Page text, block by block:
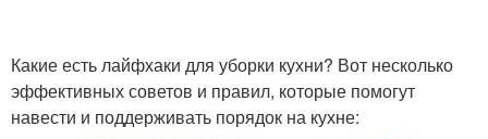
Какие есть лайфхаки для уборки кухни? Вот несколько
эффективных советов и правил, которые помогут
навести и поддерживать порядок на кухне: